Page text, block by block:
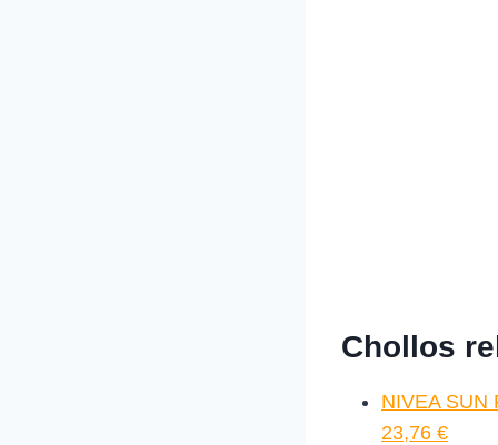
Chollos
NIVEA
23,76 €